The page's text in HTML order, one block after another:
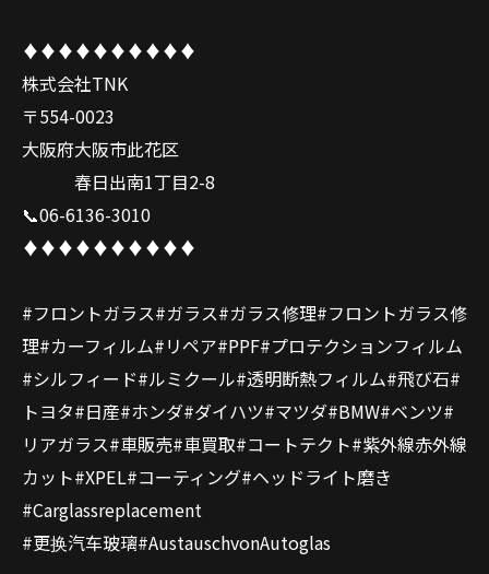
♦️♦️♦️♦️♦️♦️♦️♦️♦️♦️
株式会社TNK
〒554-0023
大阪府大阪市此花区
春日出南1丁目2-8
📞06-6136-3010
♦️♦️♦️♦️♦️♦️♦️♦️♦️♦️
#フロントガラス#ガラス#ガラス修理#フロントガラス修
理#カーフィルム#リペア#PPF#プロテクションフィルム
#シルフィード#ルミクール#透明断熱フィルム#飛び石#
トヨタ#日産#ホンダ#ダイハツ#マツダ#BMW#ベンツ#
リアガラス#車販売#車買取#コートテクト#紫外線赤外線
カット#XPEL#コーティング#ヘッドライト磨き
#Carglassreplacement
#更换汽车玻璃#AustauschvonAutoglas